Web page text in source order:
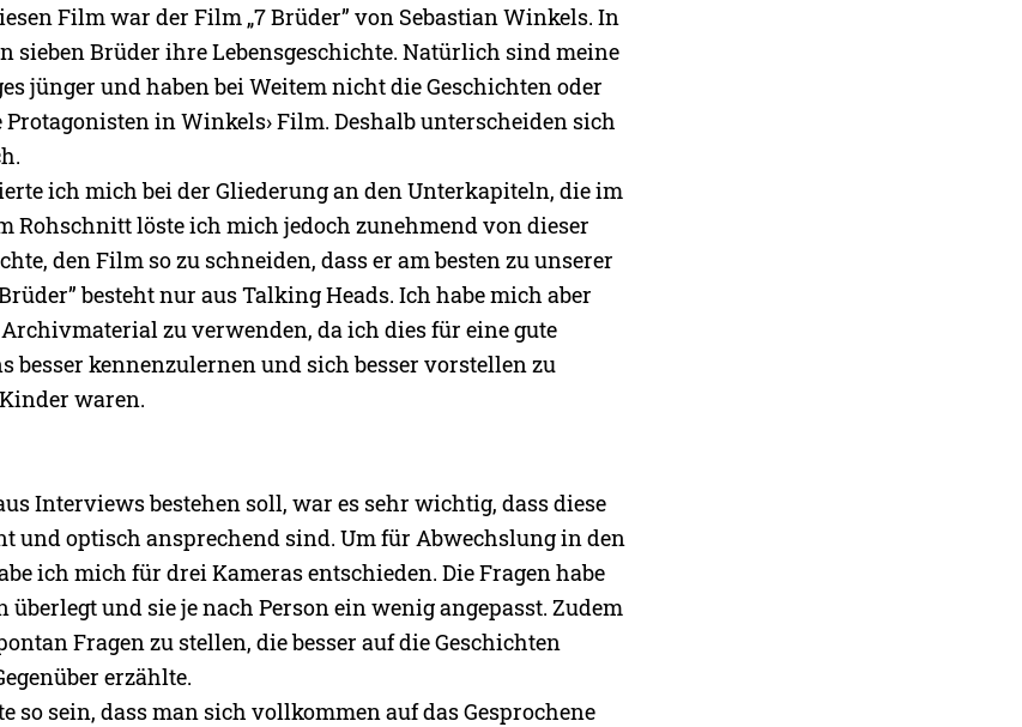
Film war der Film „7 Brüder” von Sebastian Winkels. In
sieben Brüder ihre Lebensgeschichte. Natürlich sind meine
jünger und haben bei Weitem nicht die Geschichten oder
in Winkels› Film. Deshalb unterscheiden sich
ich mich bei der Gliederung an den Unterkapiteln, die im
Rohschnitt löste ich mich jedoch zunehmend von dieser
den Film so zu schneiden, dass er am besten zu unserer
besteht nur aus Talking Heads. Ich habe mich aber
zu verwenden, da ich dies für eine gute
besser kennenzulernen und sich besser vorstellen zu
waren.
Interviews bestehen soll, war es sehr wichtig, dass diese
und optisch ansprechend sind. Um für Abwechslung in den
ich mich für drei Kameras entschieden. Die Fragen habe
und sie je nach Person ein wenig angepasst. Zudem
Fragen zu stellen, die besser auf die Geschichten
erzählte.
so sein, dass man sich vollkommen auf das Gesprochene